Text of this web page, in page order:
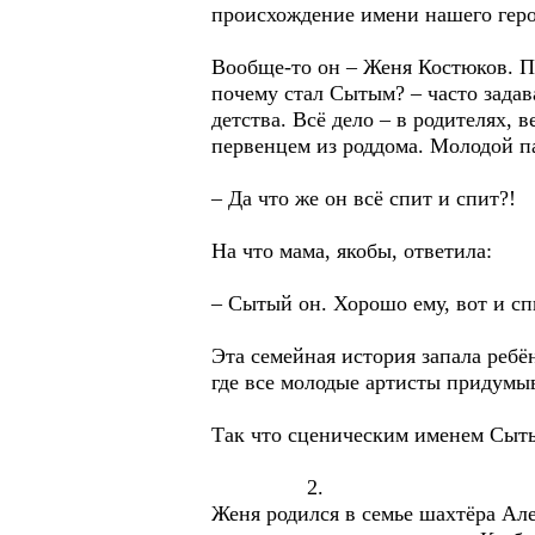
происхождение имени нашего
Вообще-то он – Женя Костюков.
почему стал Сытым? – часто
детства. Всё дело – в родителях,
первенцем из роддома. Молодой
– Да что же он всё спит и спит?!
На что мама, якобы, ответила:
– Сытый он. Хорошо ему, вот и
Эта семейная история запала
где все молодые артисты
Так что сценическим именем
2.
Женя родился в семье шахтёра